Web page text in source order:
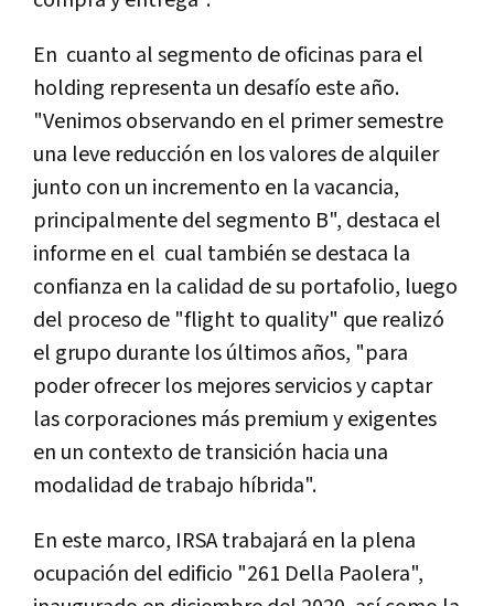
En cuanto al segmento de oficinas para el
holding representa un desafío este año.
"Venimos observando en el primer semestre
una leve reducción en los valores de alquiler
junto con un incremento en la vacancia,
principalmente del segmento B", destaca el
informe en el cual también se destaca la
confianza en la calidad de su portafolio, luego
del proceso de "flight to quality" que realizó
el grupo durante los últimos años, "para
poder ofrecer los mejores servicios y captar
las corporaciones más premium y exigentes
en un contexto de transición hacia una
modalidad de trabajo híbrida".
En este marco, IRSA trabajará en la plena
ocupación del edificio "261 Della Paolera",